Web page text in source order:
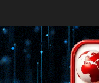
content